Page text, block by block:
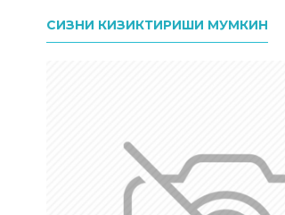
СИЗНИ КИЗИКТИРИШИ МУМКИН